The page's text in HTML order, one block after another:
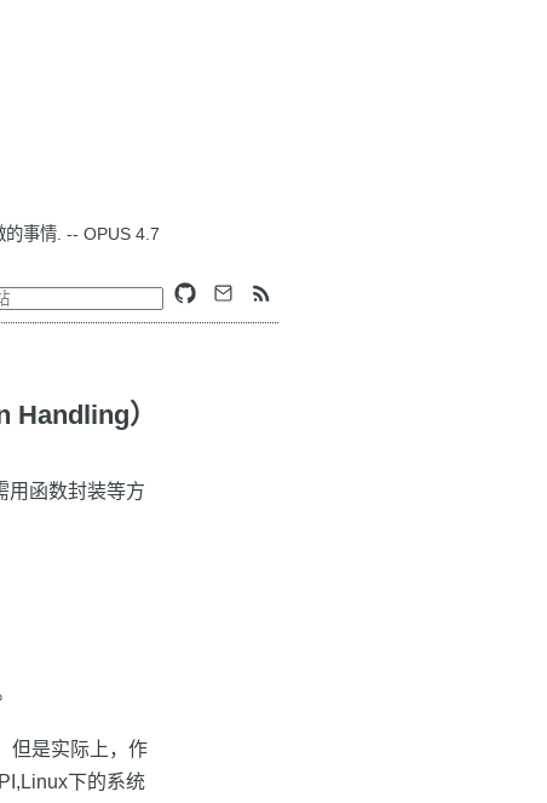
事情. -- OPUS 4.7
）
用函数封装等方
但是实际上，作
下的系统